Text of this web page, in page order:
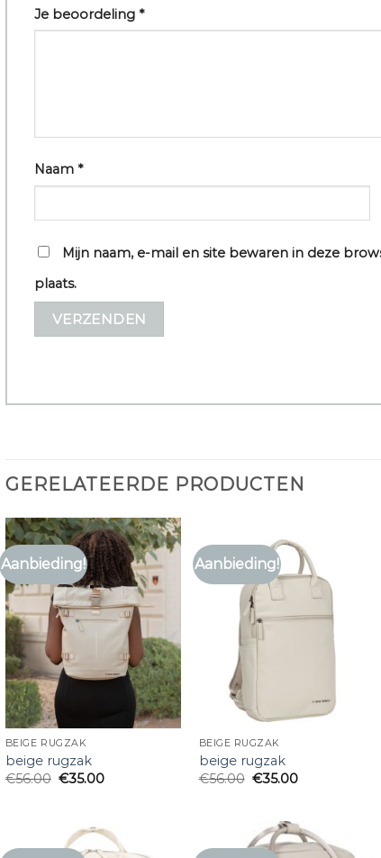
Je beoordeling *
Naam *
Mijn naam, e-mail en site bewaren in deze
plaats.
GERELATEERDE PRODUCTEN
Aanbieding!
BEIGE RUGZAK
beige rugzak
€56.00 €35.00
Aanbieding!
BEIGE RUGZAK
beige rugzak
€56.00 €35.00